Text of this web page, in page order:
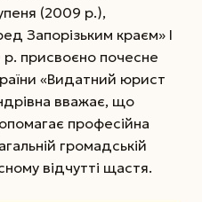
(2009 р.),
Запорізьким краєм» І
присвоєно почесне
«Видатний юрист
вважає, що
професійна
громадській
відчутті щастя.